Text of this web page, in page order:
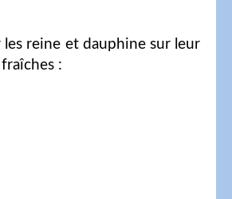
les reine et dauphine sur leur
: